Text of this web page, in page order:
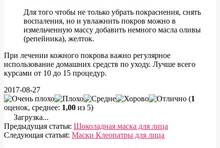
Для того чтобы не только убрать покраснения, снять
воспаления, но и увлажнить покров можно в
измельченную массу добавить немного масла оливы
(репейника), желток.
При лечении кожного покрова важно регулярное
использование домашних средств по уходу. Лучше всего
курсами от 10 до 15 процедур.
2017-08-27
(1
оценок, среднее: 1,00 из 5)
Загрузка...
Предыдущая статья: Шоколадная маска для лица
Следующая статьяt: Маски Клеопатры для лица